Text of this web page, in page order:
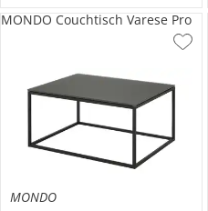
MONDO
MONDO Couchtisch Varese Pro